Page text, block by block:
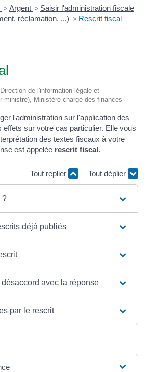
> Argent > Saisir l'administration fiscale
réclamation, ...) > Rescrit fiscal
de l'information légale et
ministre), Ministère chargé des finances
l'administration sur l'application des
effets sur votre cas particulier. Elle vous
des textes fiscaux à votre
est appelée rescrit fiscal.
Tout replier Tout déplier
?
déjà publiés
avec la réponse
par le rescrit